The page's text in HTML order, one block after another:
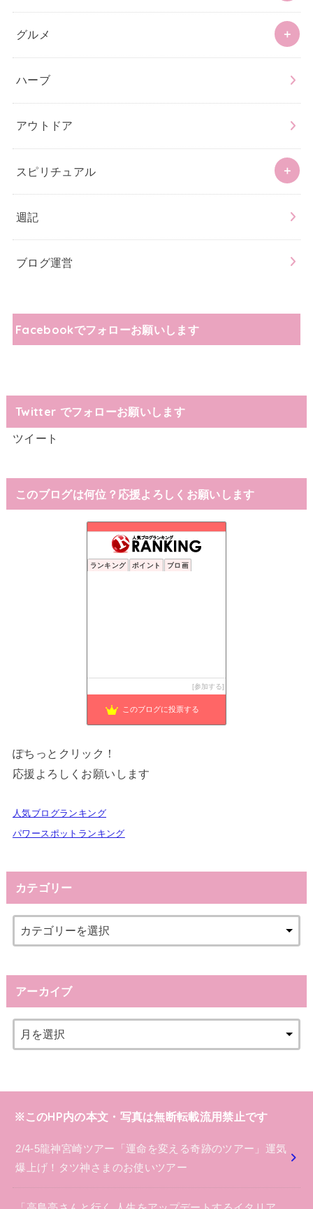
グルメ
ハーブ
アウトドア
スピリチュアル
週記
ブログ運営
Facebookでフォローお願いします
Twitter でフォローお願いします
ツイート
このブログは何位？応援よろしくお願いします
ランキング ポイント ブロ画
参加する
このブログに投票する
ぽちっとクリック！
応援よろしくお願いします
人気ブログランキング
パワースポットランキング
カテゴリー
アーカイブ
※このHP内の本文・写真は無断転載流用禁止です
2/4-5龍神宮崎ツアー「運命を変える奇跡のツアー」運気
爆上げ！タツ神さまのお使いツアー